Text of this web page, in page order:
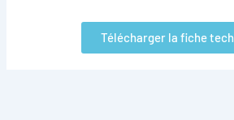
Télécharger la fiche